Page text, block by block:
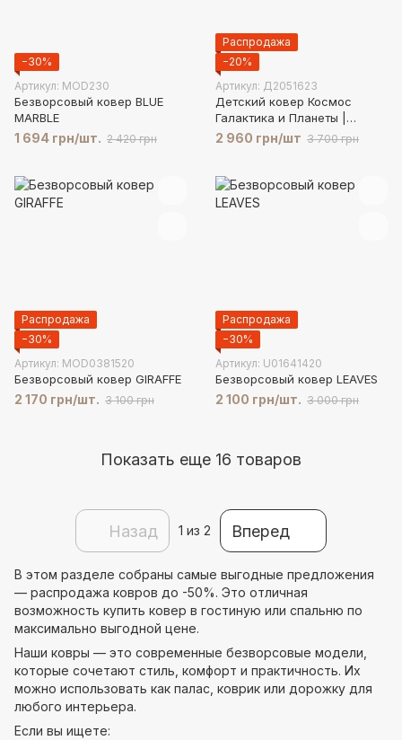
−30%
Артикул: MOD230
Безворсовый ковер BLUE
MARBLE
1 694 грн/шт. 2 420 грн
Распродажа
−20%
Артикул: Д2051623
Детский ковер Космос
Галактика и Планеты |
Безворсовый | 6 мм
2 960 грн/шт 3 700 грн
Распродажа
−30%
Артикул: MOD0381520
Безворсовый ковер GIRAFFE
2 170 грн/шт. 3 100 грн
Распродажа
−30%
Артикул: U01641420
Безворсовый ковер LEAVES
2 100 грн/шт. 3 000 грн
Показать еще 16 товаров
Назад 1 из 2 Вперед
В этом разделе собраны самые выгодные предложения
— распродажа ковров до -50%. Это отличная
возможность купить ковер в гостиную или спальню по
максимально выгодной цене.
Наши ковры — это современные безворсовые модели,
которые сочетают стиль, комфорт и практичность. Их
можно использовать как палас, коврик или дорожку для
любого интерьера.
Если вы ищете: